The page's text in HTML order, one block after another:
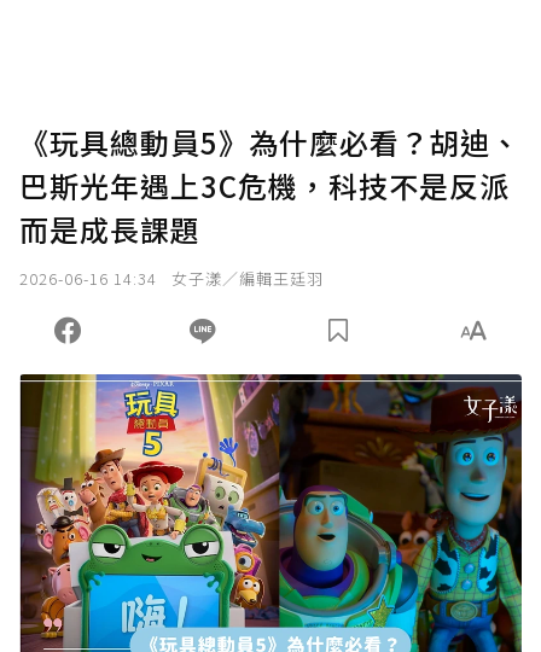
《玩具總動員5》為什麼必看？胡迪、
巴斯光年遇上3C危機，科技不是反派
而是成長課題
2026-06-16 14:34 女子漾／編輯王廷羽